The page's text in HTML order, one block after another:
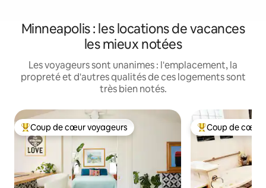
Minneapolis : les locations de vacances
les mieux notées
Les voyageurs sont unanimes : l'emplacement, la
propreté et d'autres qualités de ces logements sont
très bien notés.
Coup de cœur voyageurs parmi les plus aimés
Coup de cœur voyageurs Coup de cœur
Coup de cœur